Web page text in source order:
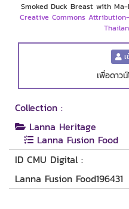
Smoked Duck Breast with
Creative Commons
เพื่อดาว
Collection :
Lanna Heritage
Lanna Fusion Food
ID CMU Digital :
Lanna Fusion Food196431